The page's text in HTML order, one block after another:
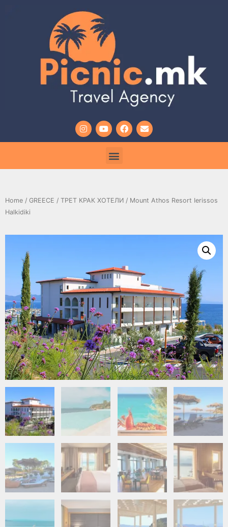
Home / GREECE / ТРЕТ КРАК ХОТЕЛИ / Mount Athos Resort Ierissos
Halkidiki